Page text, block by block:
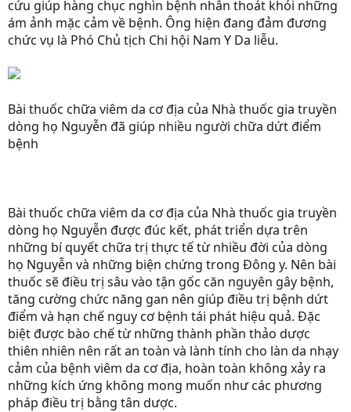
cứu giúp hàng chục nghìn bệnh nhân thoát khỏi những
ám ảnh mặc cảm về bệnh. Ông hiện đang đảm đương
chức vụ là Phó Chủ tịch Chi hội Nam Y Da liễu.
Bài thuốc chữa viêm da cơ địa của Nhà thuốc gia truyền
dòng họ Nguyễn đã giúp nhiều người chữa dứt điểm
bệnh
Bài thuốc chữa viêm da cơ địa của Nhà thuốc gia truyền
dòng họ Nguyễn được đúc kết, phát triển dựa trên
những bí quyết chữa trị thực tế từ nhiều đời của dòng
họ Nguyễn và những biện chứng trong Đông y. Nên bài
thuốc sẽ điều trị sâu vào tận gốc căn nguyên gây bệnh,
tăng cường chức năng gan nên giúp điều trị bệnh dứt
điểm và hạn chế nguy cơ bệnh tái phát hiệu quả. Đặc
biệt được bào chế từ những thành phần thảo dược
thiên nhiên nên rất an toàn và lành tính cho làn da nhạy
cảm của bệnh viêm da cơ địa, hoàn toàn không xảy ra
những kích ứng không mong muốn như các phương
pháp điều trị bằng tân dược.